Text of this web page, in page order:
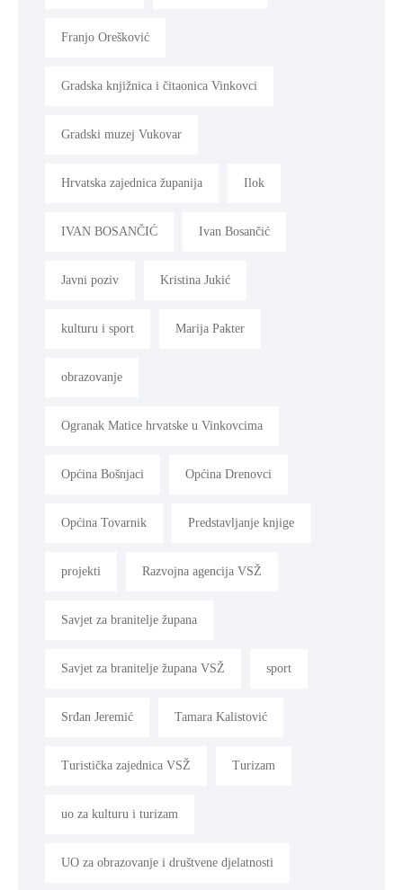
Franjo Orešković
Gradska knjižnica i čitaonica Vinkovci
Gradski muzej Vukovar
Hrvatska zajednica županija Ilok
IVAN BOSANČIĆ Ivan Bosančić
Javni poziv Kristina Jukić
kulturu i sport Marija Pakter
obrazovanje
Ogranak Matice hrvatske u Vinkovcima
Općina Bošnjaci Općina Drenovci
Općina Tovarnik Predstavljanje knjige
projekti Razvojna agencija VSŽ
Savjet za branitelje župana
Savjet za branitelje župana VSŽ sport
Srđan Jeremić Tamara Kalistović
Turistička zajednica VSŽ Turizam
uo za kulturu i turizam
UO za obrazovanje i društvene djelatnosti